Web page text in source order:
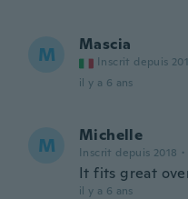
M Mascia
Inscrit depuis
il y a 6 ans
M Michelle
Inscrit depuis 2018 ·
It fits great
il y a 6 ans